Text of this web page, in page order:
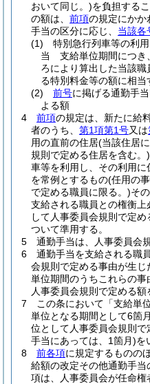
おいて同じ。)を負担する
の額は、 前項の規定にかか
手当の区分に応じ、 当該各
(1)
特別急行列車等の利
当 支給単位期間につき
ろにより算出した当該
る特別料金等の額に相当
(2)
前号に掲げる通勤手
よる額
4
前項の規定は、新たに給
者のうち、 第1項第1号又は
用の直前の住居(当該住居
規則で定める住居を含む。)
車等を利用し、その利用に
を常例とするもの(任用の
で定める職員に限る。)そ
支給される職員との権衡上
して人事委員会規則で定
ついて準用する。
5
通勤手当は、人事委員会
6
通勤手当を支給される職
会規則で定める事由が生
単位期間のうちこれらの
人事委員会規則で定める額
7
この条において「支給単
単位となる期間として6箇
位として人事委員会規則で
手当にあっては、1箇月)を
8
前各項に規定するものの
給額の改定その他通勤手
項は、人事委員会が任命権